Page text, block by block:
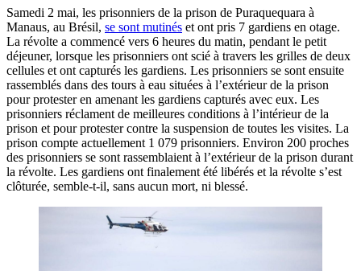
Samedi 2 mai, les prisonniers de la prison de Puraquequara à
Manaus, au Brésil, se sont mutinés et ont pris 7 gardiens en otage.
La révolte a commencé vers 6 heures du matin, pendant le petit
déjeuner, lorsque les prisonniers ont scié à travers les grilles de deux
cellules et ont capturés les gardiens. Les prisonniers se sont ensuite
rassemblés dans des tours à eau situées à l’extérieur de la prison
pour protester en amenant les gardiens capturés avec eux. Les
prisonniers réclament de meilleures conditions à l’intérieur de la
prison et pour protester contre la suspension de toutes les visites. La
prison compte actuellement 1 079 prisonniers. Environ 200 proches
des prisonniers se sont rassemblaient à l’extérieur de la prison durant
la révolte. Les gardiens ont finalement été libérés et la révolte s’est
clôturée, semble-t-il, sans aucun mort, ni blessé.